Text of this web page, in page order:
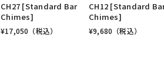
CH27 [Standard Bar
Chimes]
¥17,050 （税込）
CH12 [Standard
Chimes]
¥9,680 （税込）